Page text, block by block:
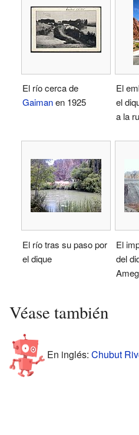
El río cerca de
Gaimanen 1925
El
el
a la
El río tras su paso por
el dique
El
del
Véase también
En inglés: Chubut